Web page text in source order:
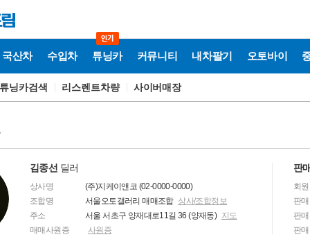
국산차 수입차 튜닝카 커뮤니티 내차팔기 오토바이
닝카검색 리스렌트차량 사이버매장
김종선 딜러
상사명
(주)지케이앤코 (02-0000-0000)
조합명
서울오토갤러리 매매조합 상사/조합정보
주소
서울 서초구 양재대로11길 36 (양재동) 지도
매매사원증
사원증
판
회
판
판
판